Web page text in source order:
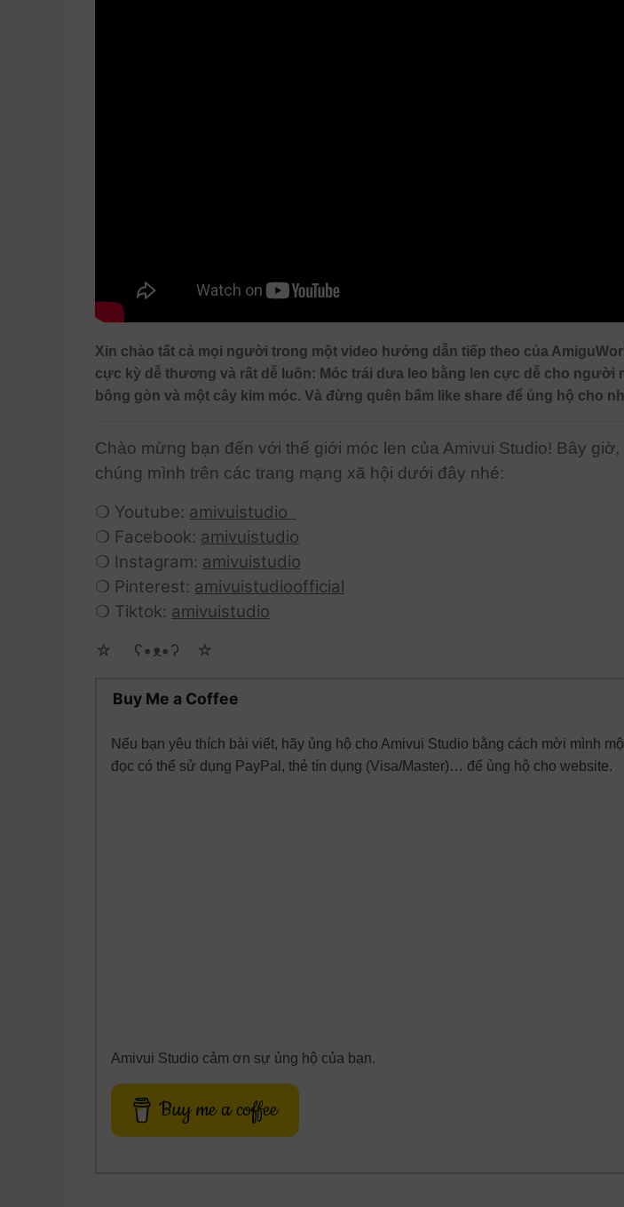
Xin chào tất cả mọi người trong một video hướng dẫn tiếp theo của
cực kỳ dễ thương và rất dễ luôn: Móc trái dưa leo bằng len cực dễ cho người
bông gòn và một cây kim móc. Và đừng quên bấm like share để ủng hộ cho
Chào mừng bạn đến với thế giới móc len của Amivui Studio! Bây
chúng mình trên các trang mạng xã hội dưới đây nhé:
❍ Youtube: amivuistudio
❍ Facebook: amivuistudio
❍ Instagram: amivuistudio
❍ Pinterest: amivuistudioofficial
❍ Tiktok: amivuistudio
☆ゝ ʕ•ᴥ•ʔゝ☆
Buy Me a Coffee
Nếu bạn yêu thích bài viết, hãy ủng hộ cho Amivui Studio bằng cách mời mình
đọc có thể sử dụng PayPal, thẻ tín dụng (Visa/Master)… để ủng hộ cho website.
Amivui Studio cảm ơn sự ủng hộ của bạn.
Buy me a coffee